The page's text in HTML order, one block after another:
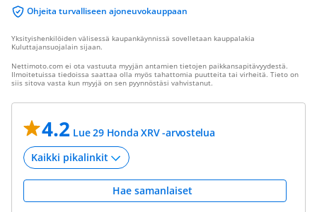
Ohjeita turvalliseen ajoneuvokauppaan
Yksityishenkilöiden välisessä kaupankäynnissä sovelletaan kauppalakia
Kuluttajansuojalain sijaan.
Nettimoto.com ei ota vastuuta myyjän antamien tietojen paikkansapitävyydestä.
Ilmoitetuissa tiedoissa saattaa olla myös tahattomia puutteita tai virheitä. Tieto on
siis sitova vasta kun myyjä on sen pyynnöstäsi vahvistanut.
4.2 Lue 29 Honda XRV -arvostelua
Hae samanlaiset